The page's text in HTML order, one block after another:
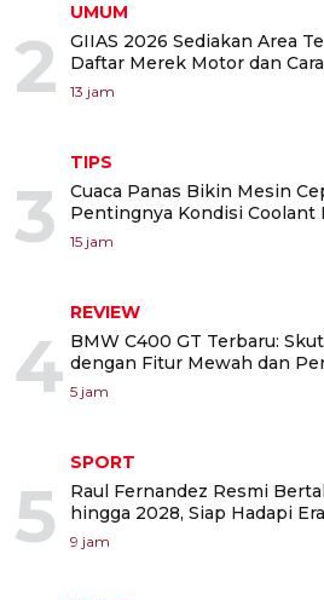
2
UMUM
GIIAS 2026 Sediakan Area
Daftar Merek Motor dan
13 jam
3
TIPS
Cuaca Panas Bikin Mesin
Pentingnya Kondisi Coolant
15 jam
4
REVIEW
BMW C400 GT Terbaru:
dengan Fitur Mewah dan
5 jam
5
SPORT
Raul Fernandez Resmi
hingga 2028, Siap Hadapi
9 jam